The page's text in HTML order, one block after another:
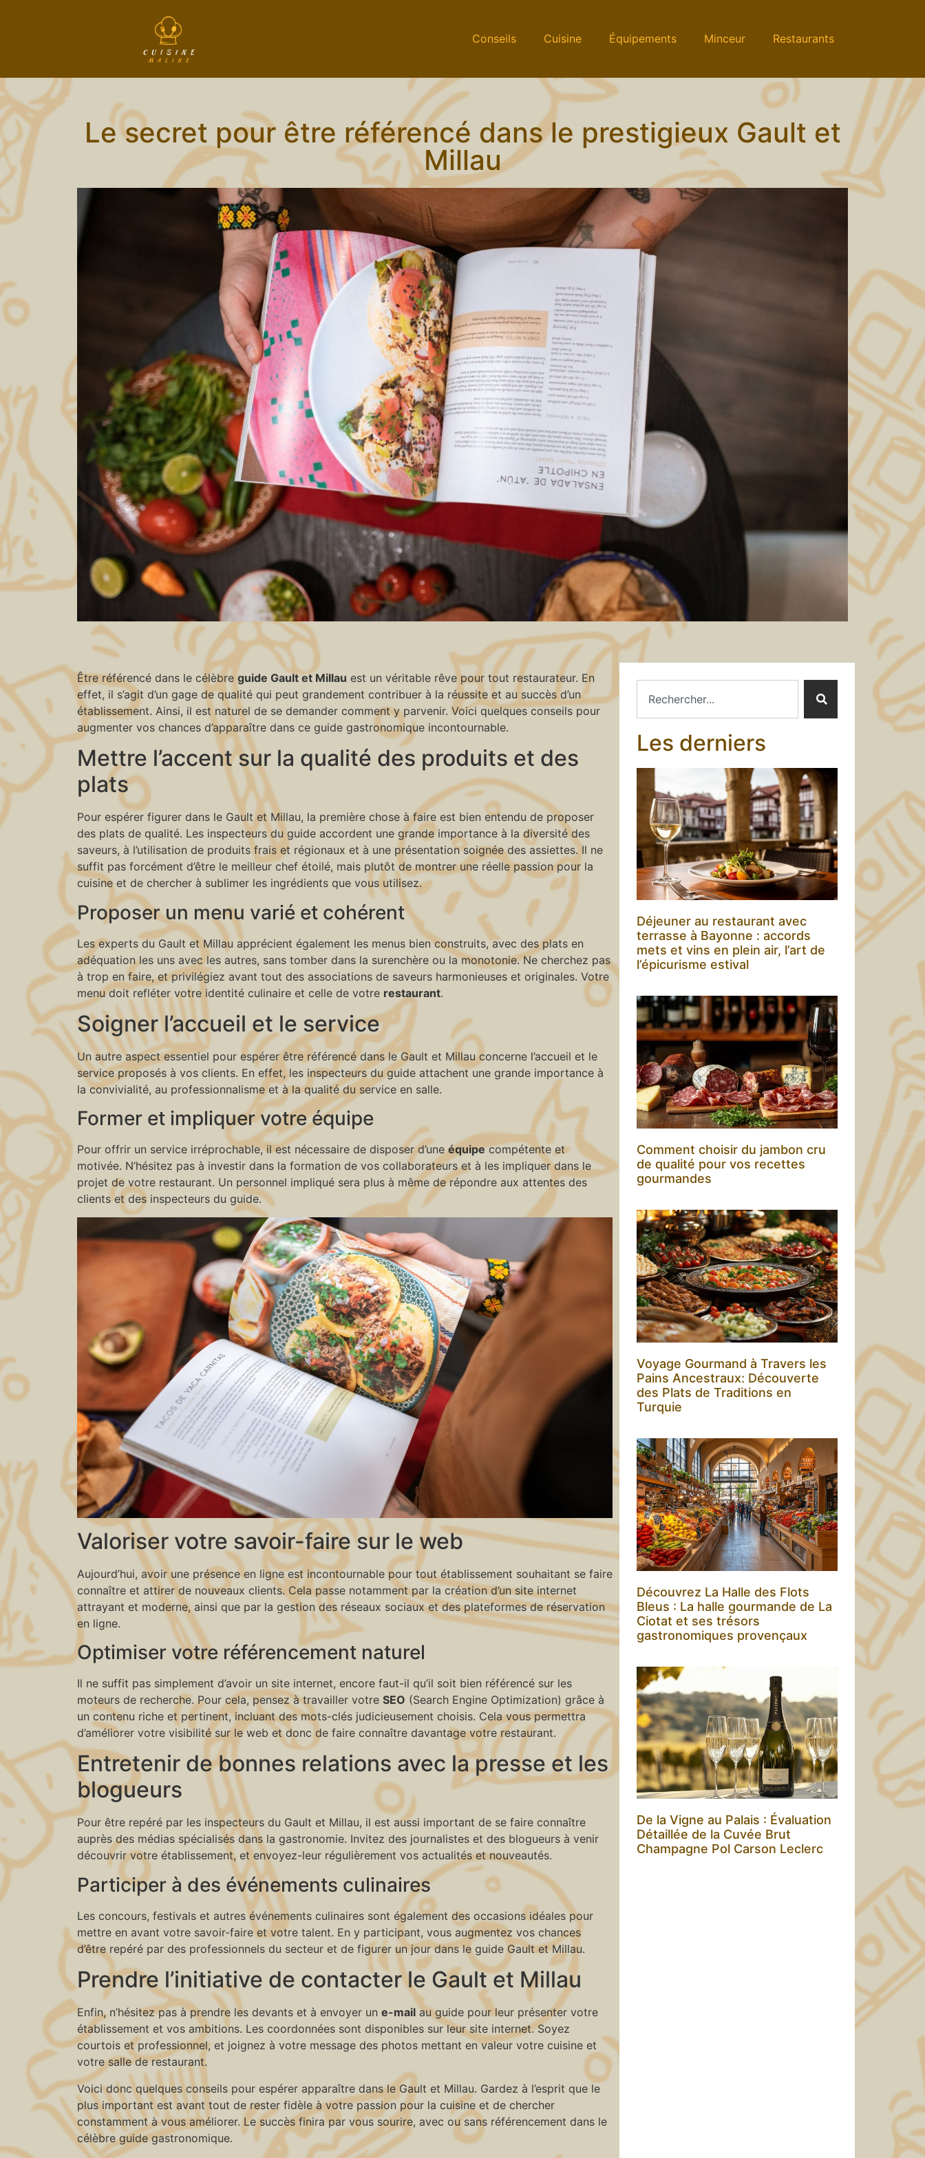
Conseils Cuisine Équipements Minceur Restaurants
Le secret pour être référencé dans le prestigieux Gault et
Millau
Être référencé dans le célèbre guide Gault et Millau est un véritable rêve pour tout restaurateur. En
effet, il s’agit d’un gage de qualité qui peut grandement contribuer à la réussite et au succès d’un
établissement. Ainsi, il est naturel de se demander comment y parvenir. Voici quelques conseils pour
augmenter vos chances d’apparaître dans ce guide gastronomique incontournable.
Mettre l’accent sur la qualité des produits et des
plats
Pour espérer figurer dans le Gault et Millau, la première chose à faire est bien entendu de proposer
des plats de qualité. Les inspecteurs du guide accordent une grande importance à la diversité des
saveurs, à l’utilisation de produits frais et régionaux et à une présentation soignée des assiettes. Il ne
suffit pas forcément d’être le meilleur chef étoilé, mais plutôt de montrer une réelle passion pour la
cuisine et de chercher à sublimer les ingrédients que vous utilisez.
Proposer un menu varié et cohérent
Les experts du Gault et Millau apprécient également les menus bien construits, avec des plats en
adéquation les uns avec les autres, sans tomber dans la surenchère ou la monotonie. Ne cherchez pas
à trop en faire, et privilégiez avant tout des associations de saveurs harmonieuses et originales. Votre
menu doit refléter votre identité culinaire et celle de votre restaurant.
Soigner l’accueil et le service
Un autre aspect essentiel pour espérer être référencé dans le Gault et Millau concerne l’accueil et le
service proposés à vos clients. En effet, les inspecteurs du guide attachent une grande importance à
la convivialité, au professionnalisme et à la qualité du service en salle.
Former et impliquer votre équipe
Pour offrir un service irréprochable, il est nécessaire de disposer d’uneéquipecompétente et
motivée. N’hésitez pas à investir dans la formation de vos collaborateurs et à les impliquer dans le
projet de votre restaurant. Un personnel impliqué sera plus à même de répondre aux attentes des
clients et des inspecteurs du guide.
Valoriser votre savoir-faire sur le web
Aujourd’hui, avoir une présence en ligne est incontournable pour tout établissement souhaitant se faire
connaître et attirer de nouveaux clients. Cela passe notamment par la création d’un site internet
attrayant et moderne, ainsi que par la gestion des réseaux sociaux et des plateformes de réservation
en ligne.
Optimiser votre référencement naturel
Il ne suffit pas simplement d’avoir un site internet, encore faut-il qu’il soit bien référencé sur les
moteurs de recherche. Pour cela, pensez à travailler votre SEO (Search Engine Optimization) grâce à
un contenu riche et pertinent, incluant des mots-clés judicieusement choisis. Cela vous permettra
d’améliorer votre visibilité sur le web et donc de faire connaître davantage votre restaurant.
Entretenir de bonnes relations avec la presse et les
blogueurs
Pour être repéré par les inspecteurs du Gault et Millau, il est aussi important de se faire connaître
auprès des médias spécialisés dans la gastronomie. Invitez des journalistes et des blogueurs à venir
découvrir votre établissement, et envoyez-leur régulièrement vos actualités et nouveautés.
Participer à des événements culinaires
Les concours, festivals et autres événements culinaires sont également des occasions idéales pour
mettre en avant votre savoir-faire et votre talent. En y participant, vous augmentez vos chances
d’être repéré par des professionnels du secteur et de figurer un jour dans le guide Gault et Millau.
Prendre l’initiative de contacter le Gault et Millau
Enfin, n’hésitez pas à prendre les devants et à envoyer un e-mail au guide pour leur présenter votre
établissement et vos ambitions. Les coordonnées sont disponibles sur leur site internet. Soyez
courtois et professionnel, et joignez à votre message des photos mettant en valeur votre cuisine et
votre salle de restaurant.
Voici donc quelques conseils pour espérer apparaître dans le Gault et Millau. Gardez à l’esprit que le
plus important est avant tout de rester fidèle à votre passion pour la cuisine et de chercher
constamment à vous améliorer. Le succès finira par vous sourire, avec ou sans référencement dans le
célèbre guide gastronomique.
Les derniers
Déjeuner au restaurant avec
terrasse à Bayonne : accords
mets et vins en plein air, l’art de
l’épicurisme estival
Comment choisir du jambon cru
de qualité pour vos recettes
gourmandes
Voyage Gourmand à Travers les
Pains Ancestraux: Découverte
des Plats de Traditions en
Turquie
Découvrez La Halle des Flots
Bleus : La halle gourmande de La
Ciotat et ses trésors
gastronomiques provençaux
De la Vigne au Palais : Évaluation
Détaillée de la Cuvée Brut
Champagne Pol Carson Leclerc